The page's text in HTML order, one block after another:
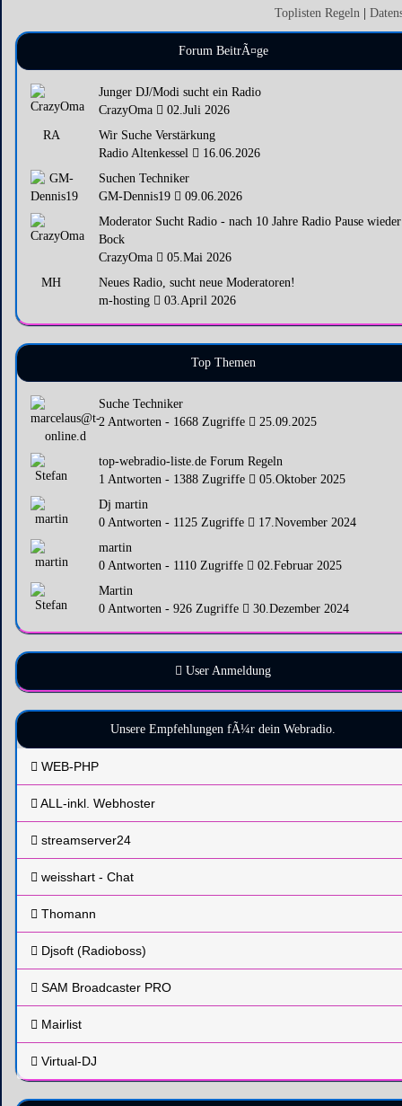
Toplisten Regeln
Forum BeitrÃ¤ge
Junger DJ/Modi sucht ein Radio
CrazyOma
02.Juli 2026
RA
Wir Suche Verstärkung
Radio Altenkessel
16.06.2026
Suchen Techniker
GM-Dennis19
09.06.2026
Moderator Sucht Radio - nach 10 Jahre Radio Pause wieder
Bock
CrazyOma
05.Mai 2026
MH
Neues Radio, sucht neue Moderatoren!
m-hosting
03.April 2026
Top Themen
Suche Techniker
2 Antworten - 1668 Zugriffe
25.09.2025
top-webradio-liste.de Forum Regeln
1 Antworten - 1388 Zugriffe
05.Oktober 2025
Dj martin
0 Antworten - 1125 Zugriffe
17.November 2024
martin
0 Antworten - 1110 Zugriffe
02.Februar 2025
Martin
0 Antworten - 926 Zugriffe
30.Dezember 2024
User Anmeldung
Unsere Empfehlungen fÃ¼r dein Webradio.
WEB-PHP
ALL-inkl. Webhoster
streamserver24
weisshart - Chat
Thomann
Djsoft (Radioboss)
SAM Broadcaster PRO
Mairlist
Virtual-DJ